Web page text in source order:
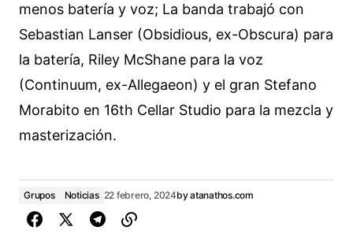
menos batería y voz; La banda trabajó con
Sebastian Lanser (Obsidious, ex-Obscura) para
la batería, Riley McShane para la voz
(Continuum, ex-Allegaeon) y el gran Stefano
Morabito en 16th Cellar Studio para la mezcla y
masterización.
Grupos Noticias 22 febrero, 2024byatanathos.com